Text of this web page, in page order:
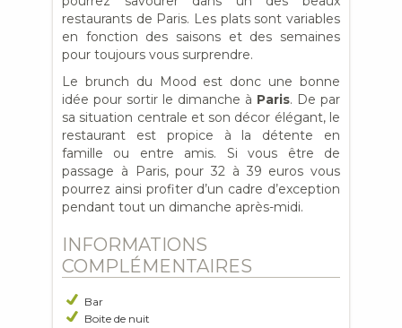
restaurants de Paris. Les plats sont variables
en fonction des saisons et des semaines
pour toujours vous surprendre.
Le brunch du Mood est donc une bonne
idée pour sortir le dimanche à Paris. De par
sa situation centrale et son décor élégant, le
restaurant est propice à la détente en
famille ou entre amis. Si vous être de
passage à Paris, pour 32 à 39 euros vous
pourrez ainsi profiter d’un cadre d’exception
pendant tout un dimanche après-midi.
INFORMATIONS
COMPLÉMENTAIRES
Bar
Boite de nuit